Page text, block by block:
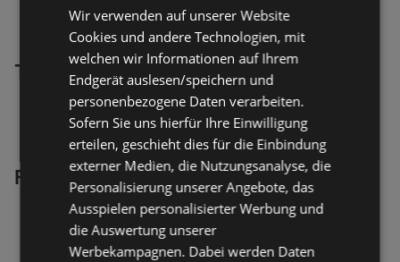
Top Angebote in deiner Nähe
Frag die Katze!
Wir verwenden auf unserer Website
Cookies und andere Technologien, mit
welchen wir Informationen auf Ihrem
Endgerät auslesen/speichern und
personenbezogene Daten verarbeiten.
Sofern Sie uns hierfür Ihre Einwilligung
erteilen, geschieht dies für die Einbindung
externer Medien, die Nutzungsanalyse, die
Personalisierung unserer Angebote, das
Ausspielen personalisierter Werbung und
die Auswertung unserer
Werbekampagnen. Dabei werden Daten